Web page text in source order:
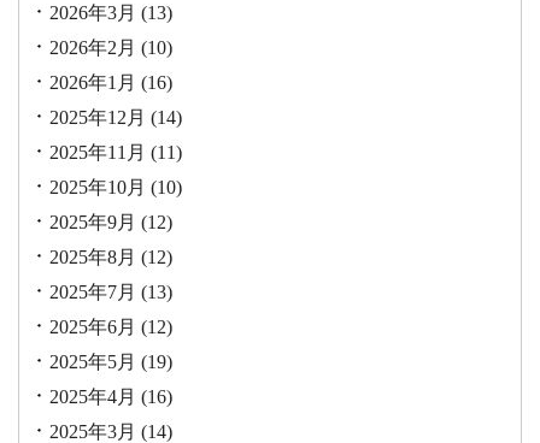
2026年3月 (13)
2026年2月 (10)
2026年1月 (16)
2025年12月 (14)
2025年11月 (11)
2025年10月 (10)
2025年9月 (12)
2025年8月 (12)
2025年7月 (13)
2025年6月 (12)
2025年5月 (19)
2025年4月 (16)
2025年3月 (14)